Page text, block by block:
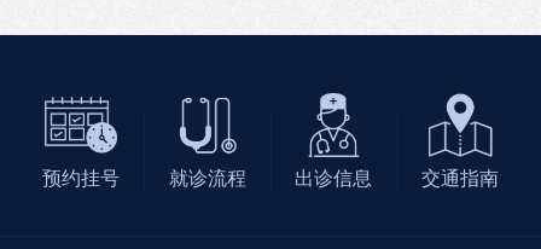
预约挂号 就诊流程 出诊信息 交通指南